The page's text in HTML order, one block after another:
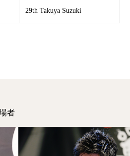
29th Takuya Suzuki
者